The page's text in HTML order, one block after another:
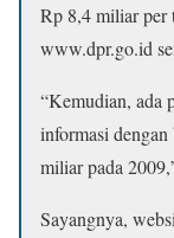
Rp 8,4 miliar per
www.dpr.go.id
“Kemudian, ada
informasi
miliar pada
Sayangnya,